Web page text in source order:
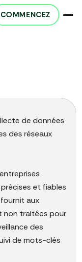
COMMENCEZ
de données
des réseaux
et fiables
aux
non traitées pour
des
de mots-clés